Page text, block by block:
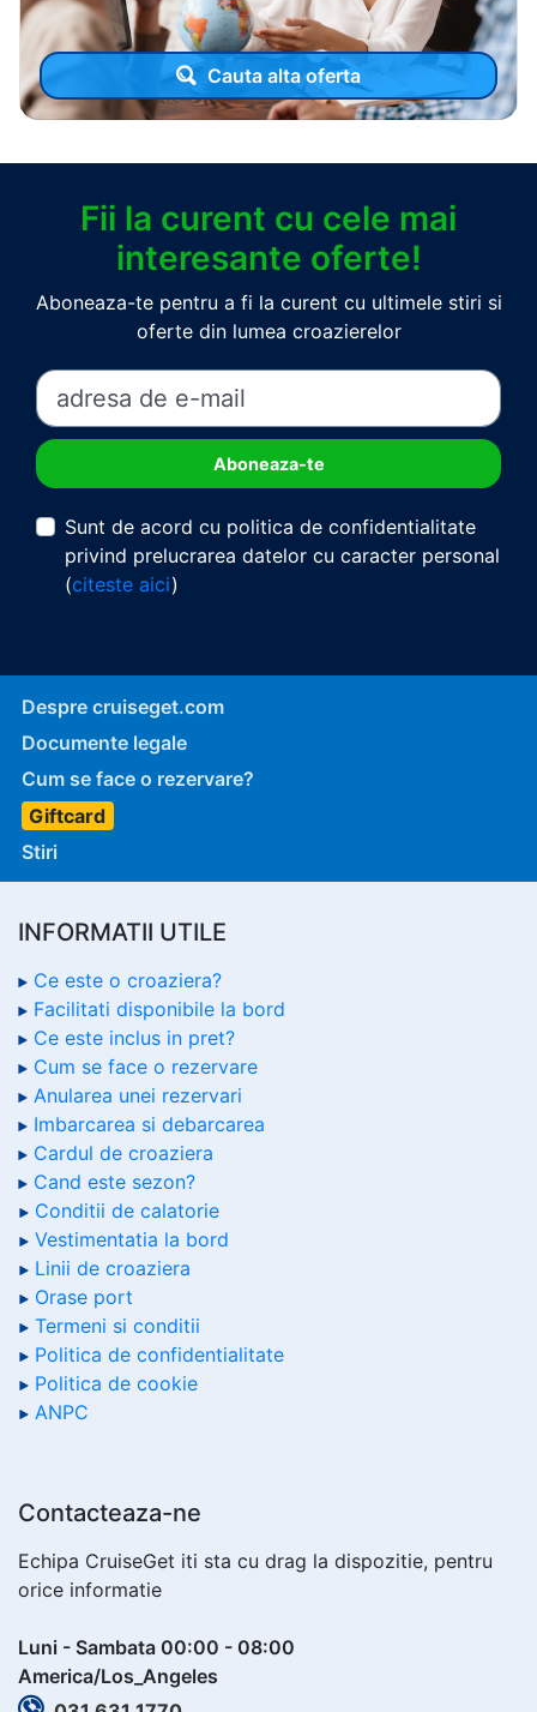
Cauta alta oferta
Fii la curent cu cele mai
interesante oferte!
Aboneaza-te pentru a fi la curent cu ultimele stiri si
oferte din lumea croazierelor
Sunt de acord cu politica de confidentialitate
privind prelucrarea datelor cu caracter personal
(citeste aici)
Despre cruiseget.com
Documente legale
Cum se face o rezervare?
Giftcard
Stiri
INFORMATII UTILE
Ce este o croaziera?
Facilitati disponibile la bord
Ce este inclus in pret?
Cum se face o rezervare
Anularea unei rezervari
Imbarcarea si debarcarea
Cardul de croaziera
Cand este sezon?
Conditii de calatorie
Vestimentatia la bord
Linii de croaziera
Orase port
Termeni si conditii
Politica de confidentialitate
Politica de cookie
ANPC
Contacteaza-ne
Echipa CruiseGet iti sta cu drag la dispozitie, pentru
orice informatie
Luni - Sambata 00:00 - 08:00
America/Los_Angeles